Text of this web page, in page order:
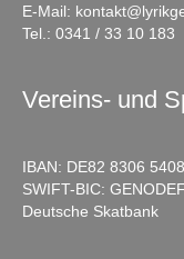
E-Mail:
Tel.: 0341 / 33 10 183
Vereins- und
IBAN: DE82 8306
SWIFT-BIC:
Deutsche Skatbank